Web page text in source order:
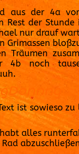
aus der 4a
Rest der Stunde
nur drauf
Grimassen
Träumen
4b noch
ist sowieso zu
alles